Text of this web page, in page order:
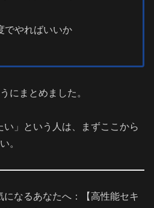
でやればいいか
にまとめました。
い」という人は、まずここから
。
なるあなたへ：【高性能セキ